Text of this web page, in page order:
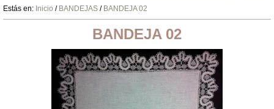
Estás en: Inicio / BANDEJAS / BANDEJA 02
BANDEJA 02